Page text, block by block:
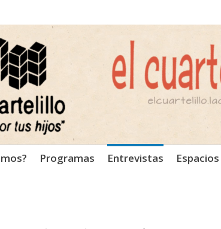
radio de música independiente. Podcast
Programas Entrevistas Espacios